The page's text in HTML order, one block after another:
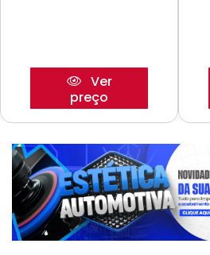
Ver
preço